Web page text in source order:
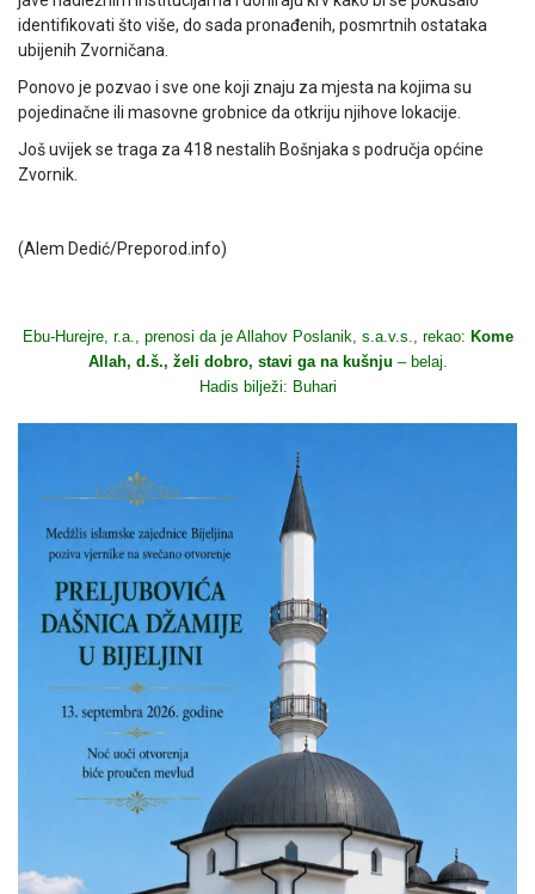
identifikovati što više, do sada pronađenih, posmrtnih ostataka
ubijenih Zvorničana.
Ponovo je pozvao i sve one koji znaju za mjesta na kojima su
pojedinačne ili masovne grobnice da otkriju njihove lokacije.
Još uvijek se traga za 418 nestalih Bošnjaka s područja općine
Zvornik.
(Alem Dedić/Preporod.info)
Ebu-Hurejre, r.a., prenosi da je Allahov Poslanik, s.a.v.s., rekao: Kome
Allah, d.š., želi dobro, stavi ga na kušnju – belaj.
Hadis bilježi: Buhari